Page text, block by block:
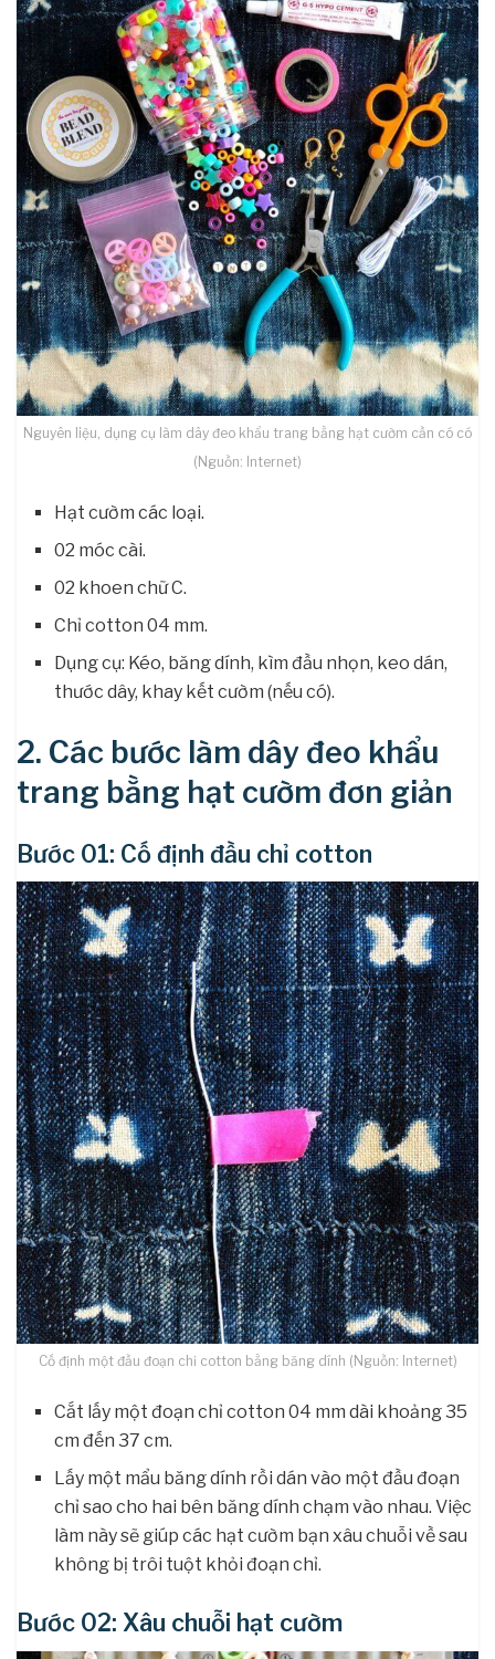
Nguyên liệu, dụng cụ làm dây đeo khẩu trang bằng hạt cườm cần có có
(Nguồn: Internet)
Hạt cườm các loại.
02 móc cài.
02 khoen chữ C.
Chỉ cotton 04 mm.
Dụng cụ: Kéo, băng dính, kìm đầu nhọn, keo dán,
thước dây, khay kết cườm (nếu có).
2. Các bước làm dây đeo khẩu
trang bằng hạt cườm đơn giản
Bước 01: Cố định đầu chỉ cotton
Cố định một đầu đoạn chỉ cotton bằng băng dính (Nguồn: Internet)
Cắt lấy một đoạn chỉ cotton 04 mm dài khoảng 35
cm đến 37 cm.
Lấy một mẩu băng dính rồi dán vào một đầu đoạn
chỉ sao cho hai bên băng dính chạm vào nhau. Việc
làm này sẽ giúp các hạt cườm bạn xâu chuỗi về sau
không bị trôi tuột khỏi đoạn chỉ.
Bước 02: Xâu chuỗi hạt cườm